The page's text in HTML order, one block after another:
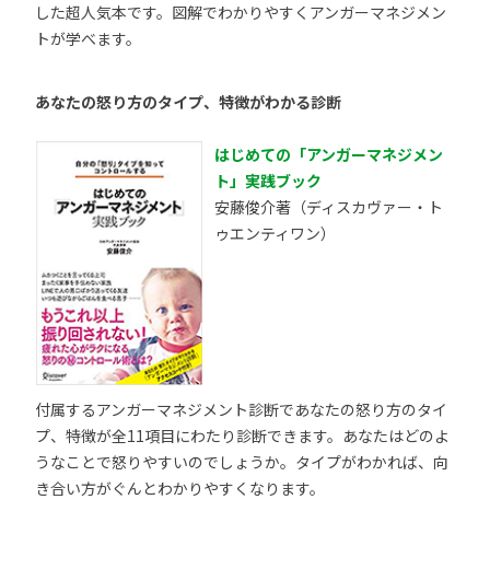
した超人気本です。図解でわかりやすくアンガーマネジメン
トが学べます。
あなたの怒り方のタイプ、特徴がわかる診断
はじめての「アンガーマネジメン
ト」実践ブック
安藤俊介著（ディスカヴァー・ト
ゥエンティワン）
付属するアンガーマネジメント診断であなたの怒り方のタイ
プ、特徴が全11項目にわたり診断できます。あなたはどのよ
うなことで怒りやすいのでしょうか。タイプがわかれば、向
き合い方がぐんとわかりやすくなります。